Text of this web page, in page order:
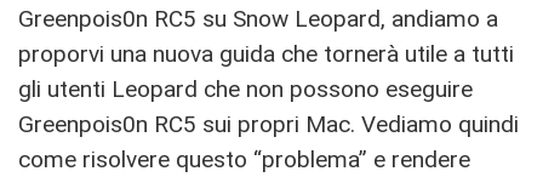
Greenpois0n RC5 su Snow Leopard, andiamo a
proporvi una nuova guida che tornerà utile a tutti
gli utenti Leopard che non possono eseguire
Greenpois0n RC5 sui propri Mac. Vediamo quindi
come risolvere questo “problema” e rendere